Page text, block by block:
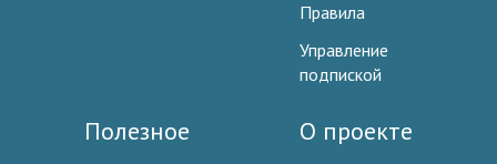
Правила
Управление
подпиской
Полезное О проекте